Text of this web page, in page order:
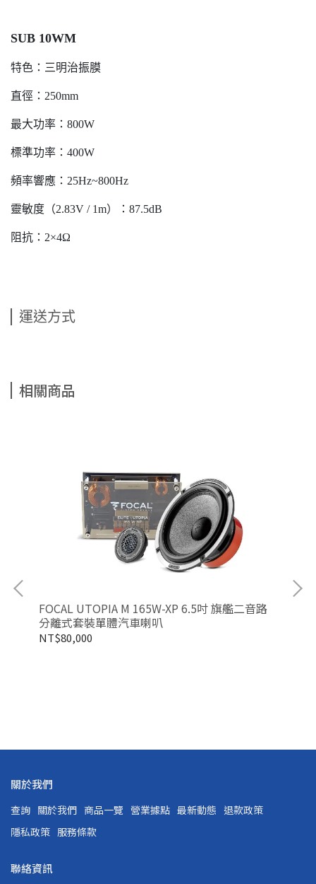
SUB 10WM
特色：三明治振膜
直徑：250mm
最大功率：800W
標準功率：400W
頻率響應：25Hz~800Hz
靈敏度（2.83V / 1m）：87.5dB
阻抗：2×4Ω
運送方式
相關商品
FOCAL UTOPIA M 165W-XP 6.5吋 旗艦二音路
分離式套裝單體汽車喇叭
NT$80,000
關於我們
查詢 關於我們 商品一覽 營業據點 最新動態 退款政策
隱私政策 服務條款
聯絡資訊